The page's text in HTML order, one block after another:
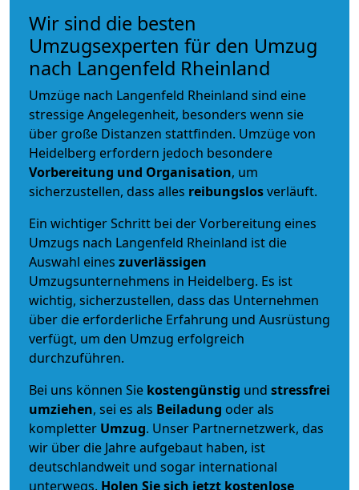
Wir sind die besten
Umzugsexperten für den Umzug
nach Langenfeld Rheinland
Umzüge nach Langenfeld Rheinland sind eine
stressige Angelegenheit, besonders wenn sie
über große Distanzen stattfinden. Umzüge von
Heidelberg erfordern jedoch besondere
Vorbereitung und Organisation, um
sicherzustellen, dass alles reibungslosverläuft.
Ein wichtiger Schritt bei der Vorbereitung eines
Umzugs nach Langenfeld Rheinland ist die
Auswahl eines zuverlässigen
Umzugsunternehmens in Heidelberg. Es ist
wichtig, sicherzustellen, dass das Unternehmen
über die erforderliche Erfahrung und Ausrüstung
verfügt, um den Umzug erfolgreich
durchzuführen.
Bei uns können Sie kostengünstig und stressfrei
umziehen, sei es als Beiladung oder als
kompletter Umzug. Unser Partnernetzwerk, das
wir über die Jahre aufgebaut haben, ist
deutschlandweit und sogar international
unterwegs. Holen Sie sich jetzt kostenlose